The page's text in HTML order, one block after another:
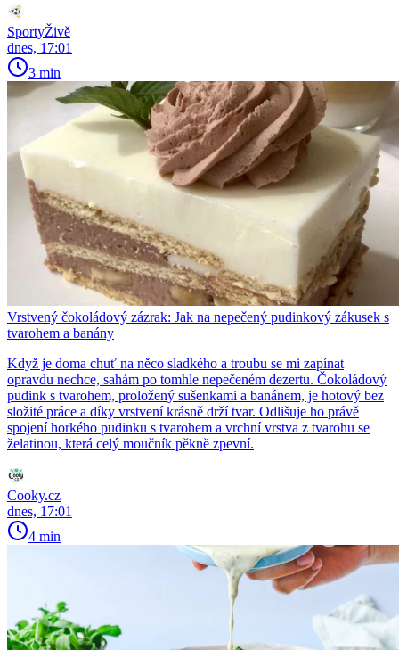
SportyŽivě
dnes, 17:01
3 min
Vrstvený čokoládový zázrak: Jak na nepečený pudinkový zákusek s
tvarohem a banány
Když je doma chuť na něco sladkého a troubu se mi zapínat
opravdu nechce, sahám po tomhle nepečeném dezertu. Čokoládový
pudink s tvarohem, proložený sušenkami a banánem, je hotový bez
složité práce a díky vrstvení krásně drží tvar. Odlišuje ho právě
spojení horkého pudinku s tvarohem a vrchní vrstva z tvarohu se
želatinou, která celý moučník pěkně zpevní.
Cooky.cz
dnes, 17:01
4 min